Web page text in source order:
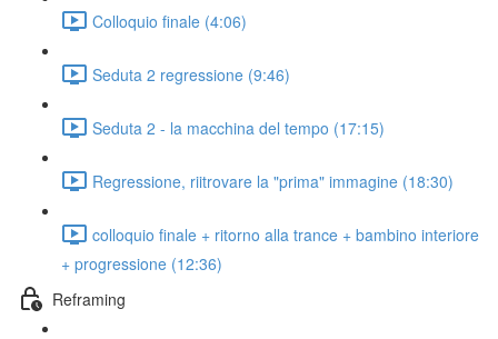
Colloquio finale (4:06)
Seduta 2 regressione (9:46)
Seduta 2 - la macchina del tempo (17:15)
Regressione, riitrovare la "prima" immagine (18:30)
colloquio finale + ritorno alla trance + bambino interiore
+ progressione (12:36)
Reframing